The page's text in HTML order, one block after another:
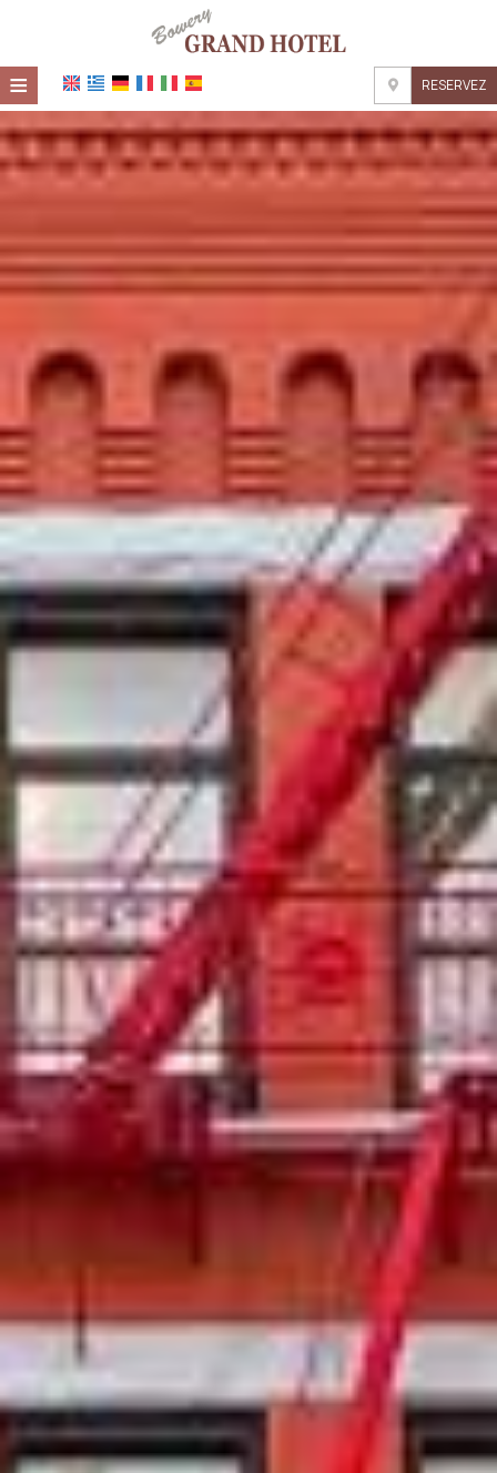
≡ RESERVEZ
ACCUEIL
EMPLACEMENT
HÉBERGEMENT
INSTALLATIONS
DEMANDE
CONTACT